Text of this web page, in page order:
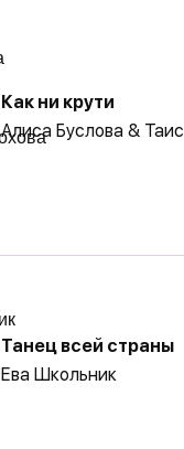
Как ни крути
Танец всей страны
Ева Школьник